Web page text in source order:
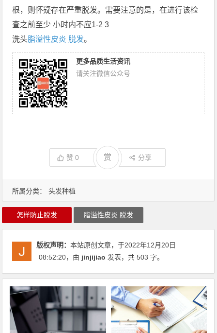
所属分类： 头发种植
根，则怀疑存在严重脱发。需要注意的是，在进行该检
查之前至少 小时内不应1-2 3
洗头脂溢性皮炎 脱发。
更多品质生活资讯
请关注微信公众号
赞0 赏 分享
怎样防止脱发 脂溢性皮炎 脱发
版权声明：本站原创文章，于2022年12月20日
08:52:20，由 jinjijiao 发表，共 503 字。